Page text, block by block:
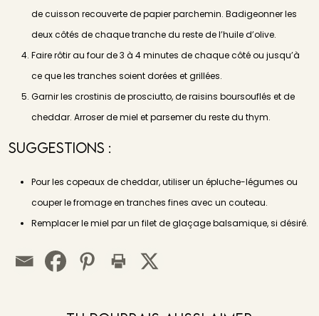
de cuisson recouverte de papier parchemin. Badigeonner les
deux côtés de chaque tranche du reste de l’huile d’olive.
Faire rôtir au four de 3 à 4 minutes de chaque côté ou jusqu’à
ce que les tranches soient dorées et grillées.
Garnir les crostinis de prosciutto, de raisins boursouflés et de
cheddar. Arroser de miel et parsemer du reste du thym.
Suggestions :
Pour les copeaux de cheddar, utiliser un épluche-légumes ou
couper le fromage en tranches fines avec un couteau.
Remplacer le miel par un filet de glaçage balsamique, si désiré.